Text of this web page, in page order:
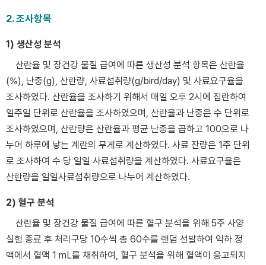
2. 조사항목
1) 생산성 분석
산란율 및 장건강 물질 급여에 따른 생산성 분석 항목은 산란율
(%), 난중(g), 산란량, 사료섭취량(g/bird/day) 및 사료요구율을
조사하였다. 산란율을 조사하기 위해서 매일 오후 2시에 집란하여
일주일 단위로 산란율을 조사하였으며, 산란율과 난중은 수 단위로
조사하였으며, 산란량은 산란율과 평균 난중을 곱하고 100으로 나
누어 하루에 낳는 계란의 무게로 계산하였다. 사료 잔량은 1주 단위
로 조사하여 수 당 일일 사료섭취량을 계산하였다. 사료요구율은
산란량을 일일사료섭취량으로 나누어 계산하였다.
2) 혈구 분석
산란율 및 장건강 물질 급여에 따른 혈구 분석을 위해 5주 사양
실험 종료 후 처리구당 10수씩 총 60수를 랜덤 선발하여 익하 정
맥에서 혈액 1 mL를 채취하여, 혈구 분석을 위해 혈액이 응고되지